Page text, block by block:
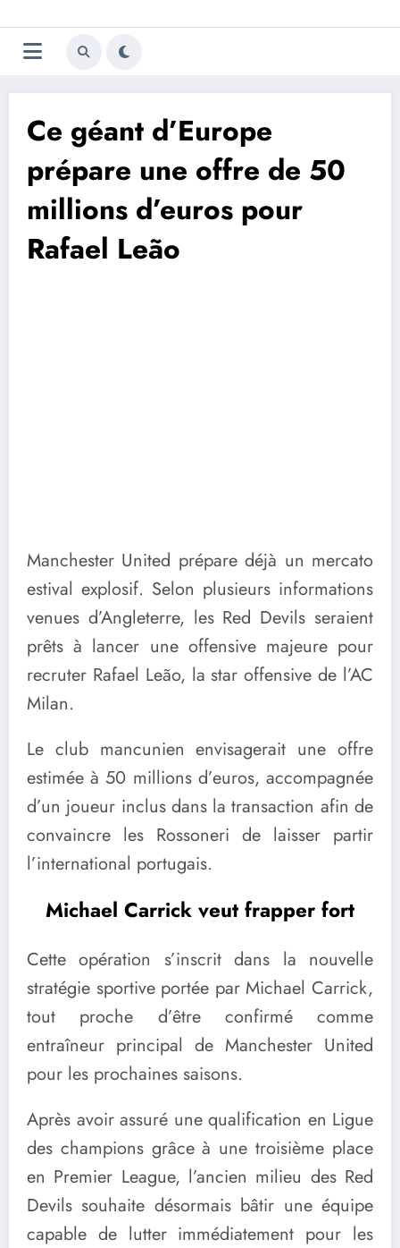
au
contenu
Trivela
L'actualité du football
Ce géant d’Europe
prépare une offre de 50
millions d’euros pour
Rafael Leão
Manchester United prépare déjà un mercato
estival explosif. Selon plusieurs informations
venues d’Angleterre, les Red Devils seraient
prêts à lancer une offensive majeure pour
recruter Rafael Leão, la star offensive de l’AC
Milan.
Le club mancunien envisagerait une offre
estimée à 50 millions d’euros, accompagnée
d’un joueur inclus dans la transaction afin de
convaincre les Rossoneri de laisser partir
l’international portugais.
Michael Carrick veut frapper fort
Cette opération s’inscrit dans la nouvelle
stratégie sportive portée par Michael Carrick,
tout proche d’être confirmé comme
entraîneur principal de Manchester United
pour les prochaines saisons.
Après avoir assuré une qualification en Ligue
des champions grâce à une troisième place
en Premier League, l’ancien milieu des Red
Devils souhaite désormais bâtir une équipe
capable de lutter immédiatement pour les